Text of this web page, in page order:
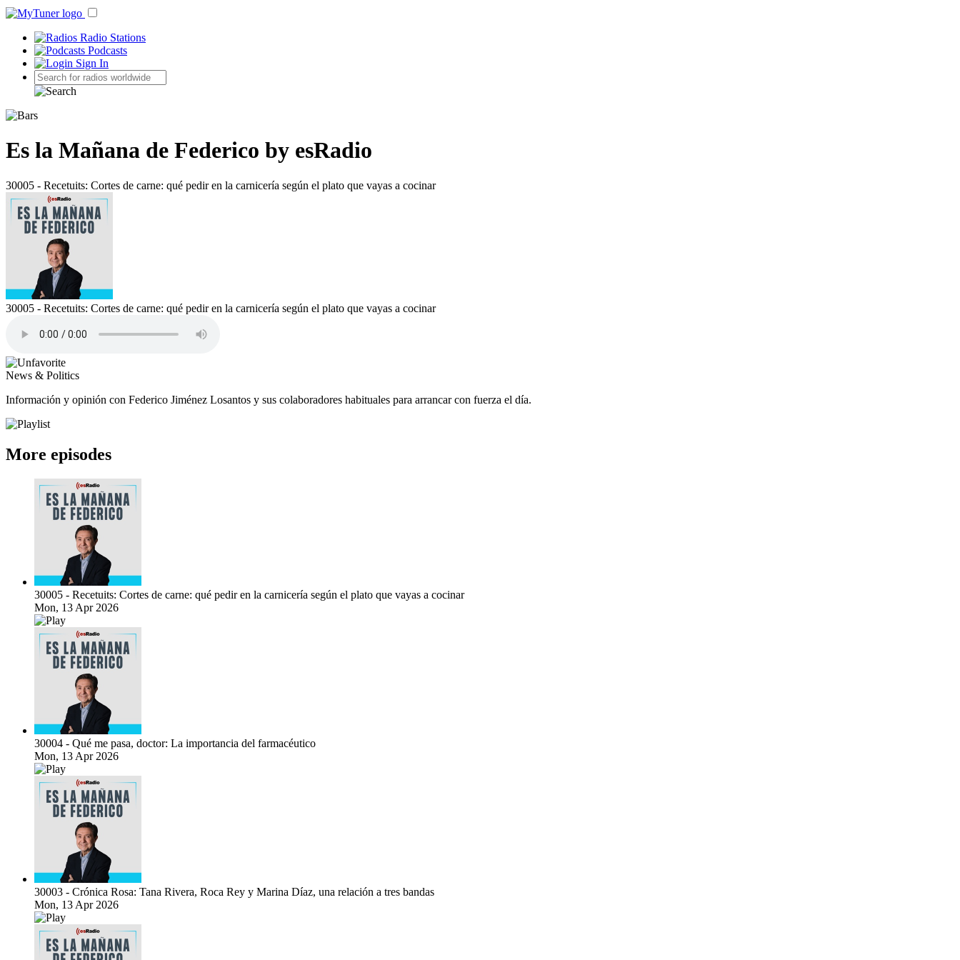
Radio Stations
Podcasts
Sign In
Es la Mañana de Federico by esRadio
30005 - Recetuits: Cortes de carne: qué pedir en la carnicería según el plato que vayas a cocinar
30005 - Recetuits: Cortes de carne: qué pedir en la carnicería según el plato que vayas a cocinar
News & Politics
Información y opinión con Federico Jiménez Losantos y sus colaboradores habituales para arrancar con fuerza el día.
More episodes
30005 - Recetuits: Cortes de carne: qué pedir en la carnicería según el plato que vayas a cocinar
Mon, 13 Apr 2026
30004 - Qué me pasa, doctor: La importancia del farmacéutico
Mon, 13 Apr 2026
30003 - Crónica Rosa: Tana Rivera, Roca Rey y Marina Díaz, una relación a tres bandas
Mon, 13 Apr 2026